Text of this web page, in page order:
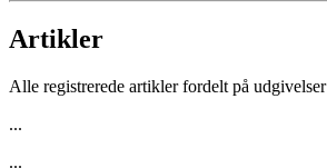
Artikler
Alle registrerede artikler fordelt på udgivelser
...
...